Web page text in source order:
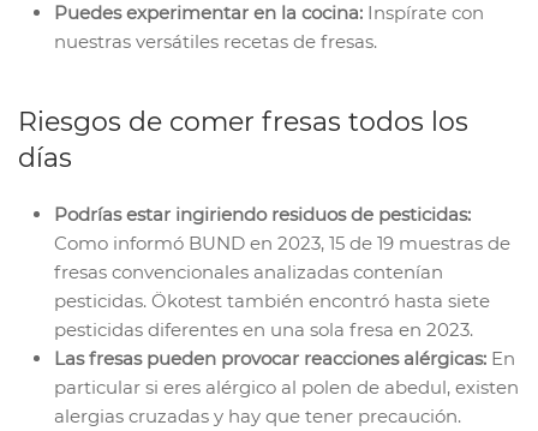
Puedes experimentar en la cocina: Inspírate con
nuestras versátiles recetas de fresas.
Riesgos de comer fresas todos los
días
Podrías estar ingiriendo residuos de pesticidas:
Como informó BUND en 2023, 15 de 19 muestras de
fresas convencionales analizadas contenían
pesticidas. Ökotest también encontró hasta siete
pesticidas diferentes en una sola fresa en 2023.
Las fresas pueden provocar reacciones alérgicas: En
particular si eres alérgico al polen de abedul, existen
alergias cruzadas y hay que tener precaución.